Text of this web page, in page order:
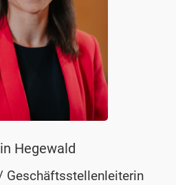
Hegewald
Geschäftsstellenleiterin